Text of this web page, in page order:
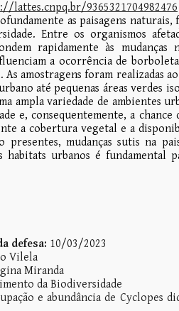
lattes.cnpq.br/9365321704982476
as paisagens
Entre os organismos
rapidamente às
a ocorrência de
As amostragens foram realizadas
até pequenas áreas verdes
ampla variedade de ambientes
e, consequentemente, a
a cobertura vegetal e a
presentes, mudanças sutis na
urbanos é fundamental
defesa: 10/03/2023
Vilela
Miranda
da Biodiversidade
e abundância de Cyclopes